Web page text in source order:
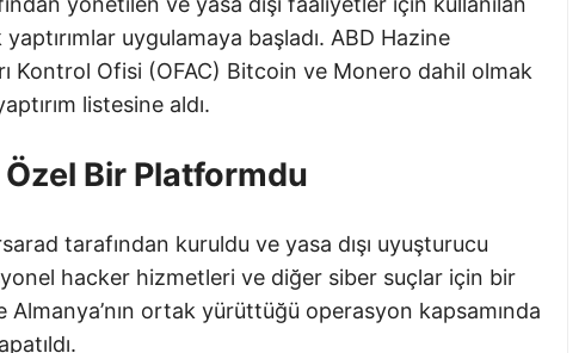
uygulamaya başladı. ABD Hazine
Kontrol Ofisi (OFAC) Bitcoin ve Monero dahil olmak
listesine aldı.
Bir Platformdu
tarafından kuruldu ve yasa dışı uyuşturucu
hacker hizmetleri ve diğer siber suçlar için bir
Almanya’nın ortak yürüttüğü operasyon kapsamında